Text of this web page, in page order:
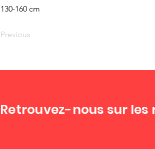
130-160 cm
Previous
Retrouvez-nous sur les